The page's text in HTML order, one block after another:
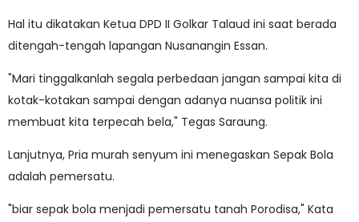
Hal itu dikatakan Ketua DPD II Golkar Talaud ini saat berada
ditengah-tengah lapangan Nusanangin Essan.
"Mari tinggalkanlah segala perbedaan jangan sampai kita di
kotak-kotakan sampai dengan adanya nuansa politik ini
membuat kita terpecah bela," Tegas Saraung.
Lanjutnya, Pria murah senyum ini menegaskan Sepak Bola
adalah pemersatu.
"biar sepak bola menjadi pemersatu tanah Porodisa," Kata